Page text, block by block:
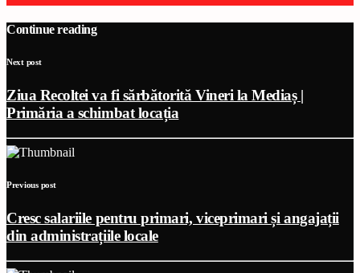
Continue reading
Next post
Ziua Recoltei va fi sărbătorită Vineri la Mediaș |
Primăria a schimbat locația
Previous post
Cresc salariile pentru primari, viceprimari și angajații
din administrațiile locale